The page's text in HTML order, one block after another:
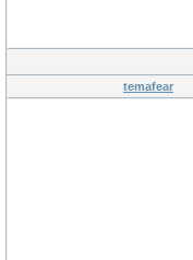
temafear